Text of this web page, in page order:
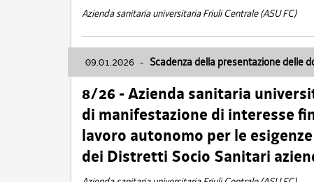
Azienda sanitaria universitaria Friuli Centrale (ASU FC)
09.01.2026 - Scadenza della presentazione delle
8/26 - Azienda sanitaria
di manifestazione di interesse
lavoro autonomo per le
dei Distretti Socio Sanitari